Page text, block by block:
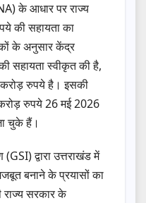
के आधार पर राज्य
की सहायता का
के अनुसार केंद्र
सहायता स्वीकृत की है,
रुपये है। इसकी
रुपये 26 मई 2026
चुके हैं।
(GSI) द्वारा उत्तराखंड में
बनाने के प्रयासों का
राज्य सरकार के